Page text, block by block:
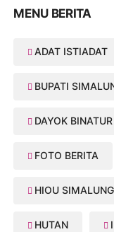
MENU BERITA
ADAT ISTIADAT
BUPATI
DAYOK BINATUR
FOTO BERITA
HIOU
HUTAN